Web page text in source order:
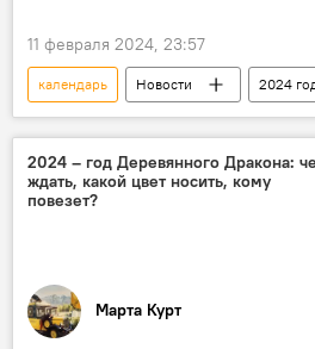
11 февраля 2024, 23:57
календарь Новости
2024
февраль
Магнитная буря
Лаборатория солнечной активности
Российская академия наук (РАН)
метеочувствительность
2024 – год Деревянного Дракона:
ждать, какой цвет носить, кому
повезет?
Марта Курт